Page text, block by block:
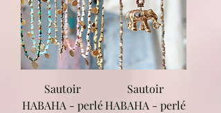
Sautoir
HABAHA - perlé
Sautoir
HABAHA - perlé